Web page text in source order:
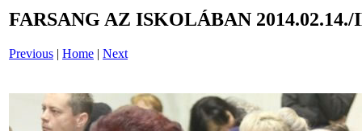
FARSANG AZ ISKOLÁBAN 2014.02.14./
Previous | Home | Next